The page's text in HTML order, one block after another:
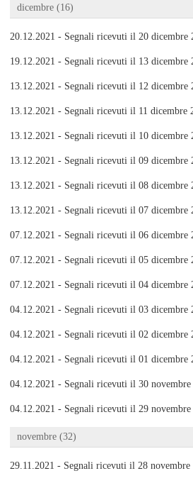
dicembre (16)
20.12.2021 - Segnali ricevuti il 20 dicembre
19.12.2021 - Segnali ricevuti il 13 dicembre
13.12.2021 - Segnali ricevuti il 12 dicembre
13.12.2021 - Segnali ricevuti il 11 dicembre
13.12.2021 - Segnali ricevuti il 10 dicembre
13.12.2021 - Segnali ricevuti il 09 dicembre
13.12.2021 - Segnali ricevuti il 08 dicembre
13.12.2021 - Segnali ricevuti il 07 dicembre
07.12.2021 - Segnali ricevuti il 06 dicembre
07.12.2021 - Segnali ricevuti il 05 dicembre
07.12.2021 - Segnali ricevuti il 04 dicembre
04.12.2021 - Segnali ricevuti il 03 dicembre
04.12.2021 - Segnali ricevuti il 02 dicembre
04.12.2021 - Segnali ricevuti il 01 dicembre
04.12.2021 - Segnali ricevuti il 30 novembre
04.12.2021 - Segnali ricevuti il 29 novembre
novembre (32)
29.11.2021 - Segnali ricevuti il 28 novembre